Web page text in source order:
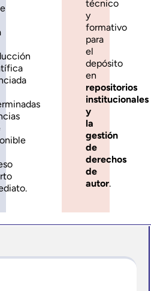
técnico
y
formativo
para
el
depósito
en
repositorios
institucionales
y
la
gestión
de
derechos
de
autor.